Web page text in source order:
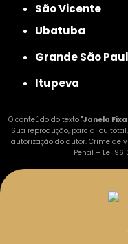
São Vicente
Ubatuba
Grande São
Itupeva
O conteúdo do texto "Janela
Sua reprodução, parcial ou
autorização do autor. Crime de
Penal – Lei